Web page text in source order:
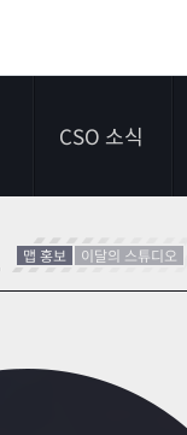
CSO 소식
공지사항
맵 홍보 이달의 스튜디오